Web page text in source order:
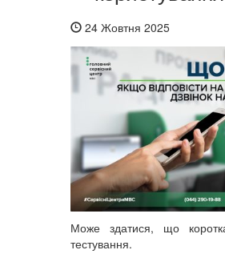
24 Жовтня 2025
Може здатися, що
тестування.